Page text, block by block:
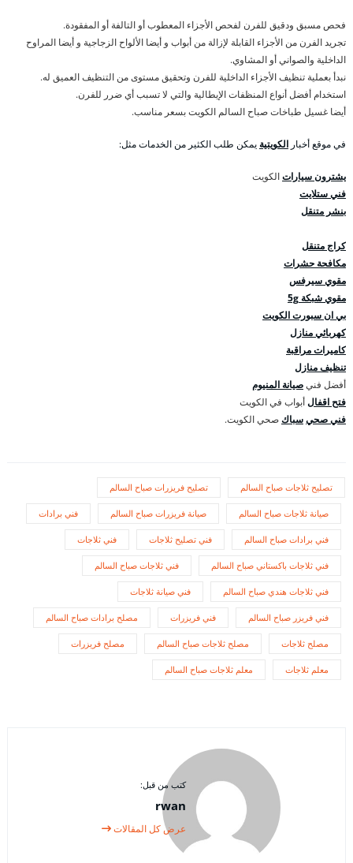
فحص مسبق ودقيق للفرن لفحص الأجزاء المعطوب أو التالفة أو المفقودة.
تجريد الفرن من الأجزاء القابلة لإزالة من أبواب و أيضا الألواح الزجاجية و أيضا المراوح
الداخلية والصواني أو المشاوي.
نبدأ بعملية تنظيف الأجزاء الداخلية للفرن وتحقيق مستوى من التنظيف العميق له.
استخدام أفضل أنواع المنظفات الإيطالية والتي لا تسبب أي ضرر للفرن.
أيضا غسيل طباخات صباح السالم الكويت بسعر مناسب.
في موقع أخبار الكويتية يمكن طلب الكثير من الخدمات مثل:
يشترون سياراتالكويت
فني ستلايت
بنشر متنقل
كراج متنقل
مكافحة حشرات
مقوي سيرفس
مقوي شبكة 5g
بي ان سبورت الكويت
كهربائي منازل
كاميرات مراقبة
تنظيف منازل
أفضل فنيصيانة المنيوم
فتح اقفالأبواب في الكويت
فني صحيسباك صحي الكويت.
تصليح ثلاجات صباح السالم تصليح فريزرات صباح السالم
صيانة ثلاجات صباح السالم صيانة فريزرات صباح السالم فني برادات
فني برادات صباح السالم فني تصليح ثلاجات فني ثلاجات
فني ثلاجات باكستاني صباح السالم فني ثلاجات صباح السالم
فني ثلاجات هندي صباح السالم فني صيانة ثلاجات
فني فريزر صباح السالم فني فريزرات مصلح برادات صباح السالم
مصلح ثلاجات مصلح ثلاجات صباح السالم مصلح فريزرات
معلم ثلاجات معلم ثلاجات صباح السالم
كتب من قبل:
rwan
عرض كل المقالات